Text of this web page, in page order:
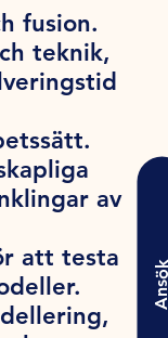
fusion.
teknik,
av
att testa